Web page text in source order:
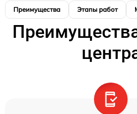
Преимущества Этапы работ